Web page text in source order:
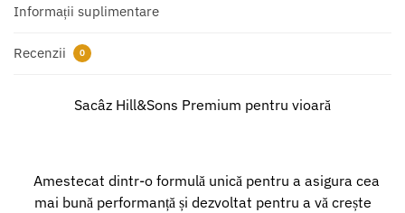
Informații suplimentare
Recenzii 0
Sacâz Hill&Sons Premium pentru vioară
Amestecat dintr-o formulă unică pentru a asigura cea
mai bună performanță și dezvoltat pentru a vă crește